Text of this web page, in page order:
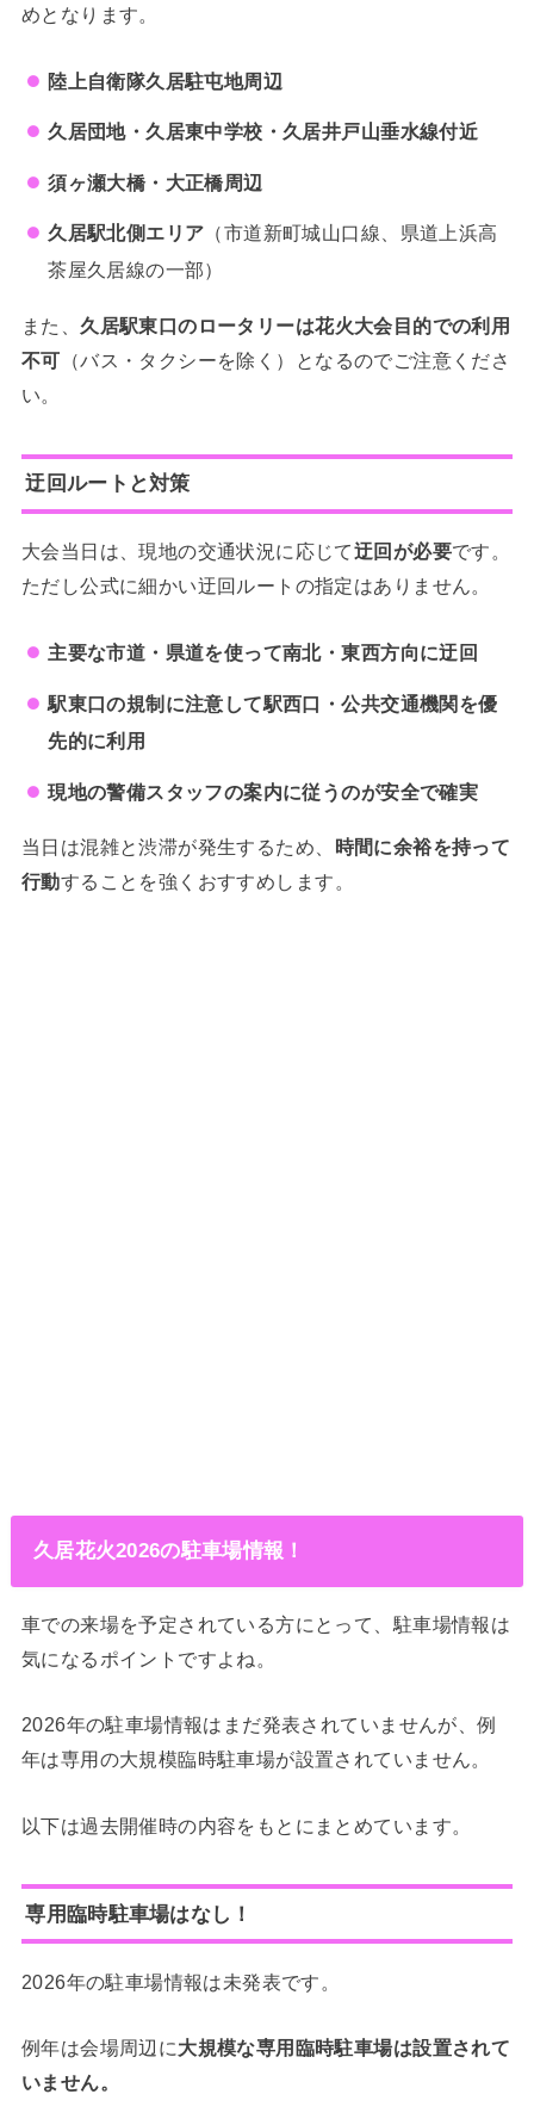
めとなります。
陸上自衛隊久居駐屯地周辺
久居団地・久居東中学校・久居井戸山垂水線付近
須ヶ瀬大橋・大正橋周辺
久居駅北側エリア （市道新町城山口線、県道上浜高
茶屋久居線の一部）
また、久居駅東口のロータリーは花火大会目的での利用
不可 （バス・タクシーを除く）となるのでご注意くださ
い。
迂回ルートと対策
大会当日は、現地の交通状況に応じて迂回が必要です。
ただし公式に細かい迂回ルートの指定はありません。
主要な市道・県道を使って南北・東西方向に迂回
駅東口の規制に注意して駅西口・公共交通機関を優
先的に利用
現地の警備スタッフの案内に従うのが安全で確実
当日は混雑と渋滞が発生するため、 時間に余裕を持って
行動することを強くおすすめします。
久居花火2026の駐車場情報！
車での来場を予定されている方にとって、駐車場情報は
気になるポイントですよね。
2026年の駐車場情報はまだ発表されていませんが、例
年は専用の大規模臨時駐車場が設置されていません。
以下は過去開催時の内容をもとにまとめています。
専用臨時駐車場はなし！
2026年の駐車場情報は未発表です。
例年は会場周辺に大規模な専用臨時駐車場は設置されて
いません。